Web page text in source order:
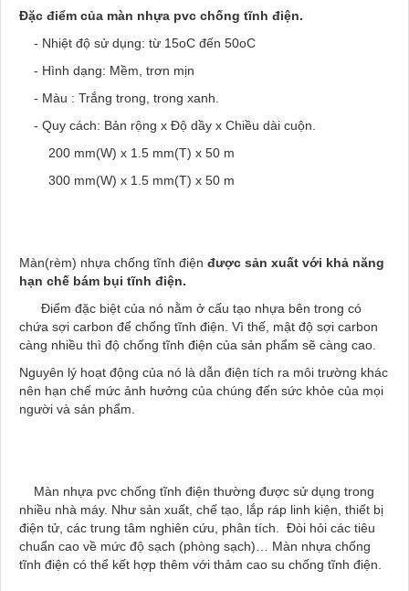
Đặc điểm của màn nhựa pvc chống tĩnh điện.
- Nhiệt độ sử dụng: từ 15oC đến 50oC
- Hình dạng: Mềm, trơn mịn
- Màu : Trắng trong, trong xanh.
- Quy cách: Bản rộng x Độ dầy x Chiều dài cuộn.
200 mm(W) x 1.5 mm(T) x 50 m
300 mm(W) x 1.5 mm(T) x 50 m
Màn(rèm) nhựa chống tĩnh điện được sản xuất với khả năng
hạn chế bám bụi tĩnh điện.
Điểm đặc biệt của nó nằm ở cấu tạo nhựa bên trong có
chứa sợi carbon để chống tĩnh điện. Vì thế, mật độ sợi carbon
càng nhiều thì độ chống tĩnh điện của sản phẩm sẽ càng cao.
Nguyên lý hoạt động của nó là dẫn điện tích ra môi trường khác
nên hạn chế mức ảnh hưởng của chúng đến sức khỏe của mọi
người và sản phẩm.
Màn nhựa pvc chống tĩnh điện thường được sử dụng trong
nhiều nhà máy. Như sản xuất, chế tạo, lắp ráp linh kiện, thiết bị
điện tử, các trung tâm nghiên cứu, phân tích. Đòi hỏi các tiêu
chuẩn cao về mức độ sạch (phòng sạch)… Màn nhựa chống
tĩnh điện có thể kết hợp thêm với thảm cao su chống tĩnh điện.